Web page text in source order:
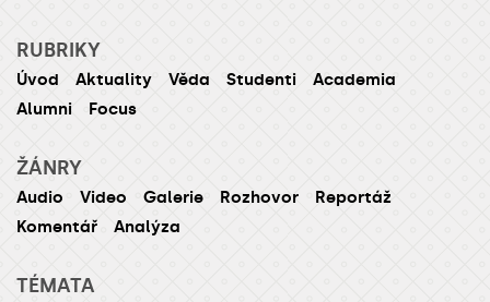
RUBRIKY
Úvod Aktuality Věda Studenti
Academia
Alumni
Focus
ŽÁNRY
Audio Video Galerie Rozhovor
Reportáž
Komentář
Analýza
TÉMATA